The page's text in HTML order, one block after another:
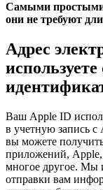
Самыми простыми
они не требуют
Адрес
Ваш Apple ID
в учетную запись
вы можете
приложений, Apple,
многое другое. Мы
отправки вам